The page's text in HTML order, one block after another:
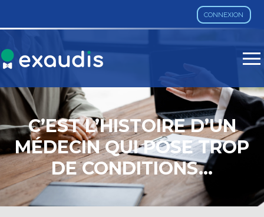
CONNEXION
Aller
C’EST L’HISTOIRE D’UN
MÉDECIN QUI POSE TROP
DE CONDITIONS…